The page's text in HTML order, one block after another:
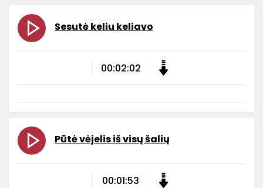
Sesutė keliu keliavo
00:02:02
Pūtė vėjelis iš visų šalių
00:01:53